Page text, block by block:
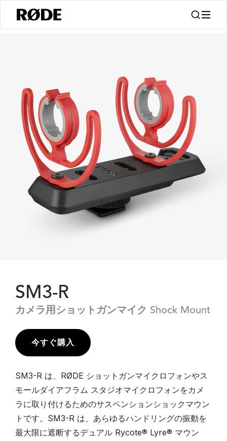
SM3-R
カメラ用ショットガンマイク Shock Mount
今すぐ購入
SM3-R は、RØDE ショットガンマイクロフォンやス
モールダイアフラム スタジオマイクロフォンをカメ
ラに取り付けるためのサスペンションショックマウン
トです。SM3-R は、あらゆるハンドリングの振動を
最大限に遮断するデュアル Rycote® Lyre® マウン